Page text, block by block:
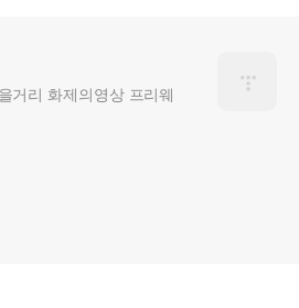
거리 화제의영상 프리웨